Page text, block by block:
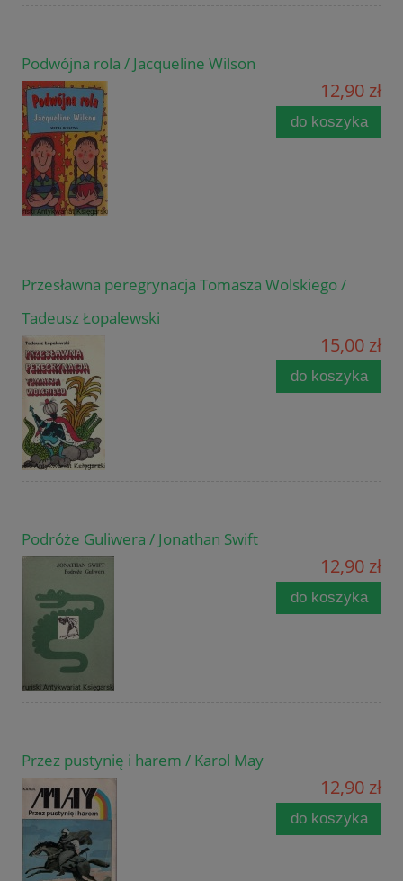
Podwójna rola / Jacqueline Wilson
12,90 zł
do koszyka
Przesławna peregrynacja Tomasza Wolskiego /
Tadeusz Łopalewski
15,00 zł
do koszyka
Podróże Guliwera / Jonathan Swift
12,90 zł
do koszyka
Przez pustynię i harem / Karol May
12,90 zł
do koszyka